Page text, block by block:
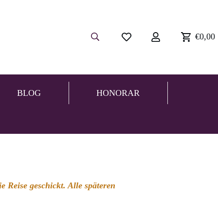
€0,00
BLOG HONORAR
Reise geschickt. Alle späteren